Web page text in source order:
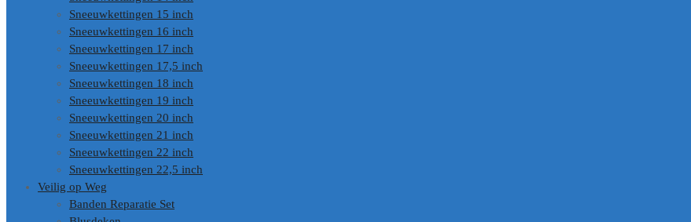
Sneeuwkettingen 15 inch
Sneeuwkettingen 16 inch
Sneeuwkettingen 17 inch
Sneeuwkettingen 17,5 inch
Sneeuwkettingen 18 inch
Sneeuwkettingen 19 inch
Sneeuwkettingen 20 inch
Sneeuwkettingen 21 inch
Sneeuwkettingen 22 inch
Sneeuwkettingen 22,5 inch
Veilig op Weg
Banden Reparatie Set